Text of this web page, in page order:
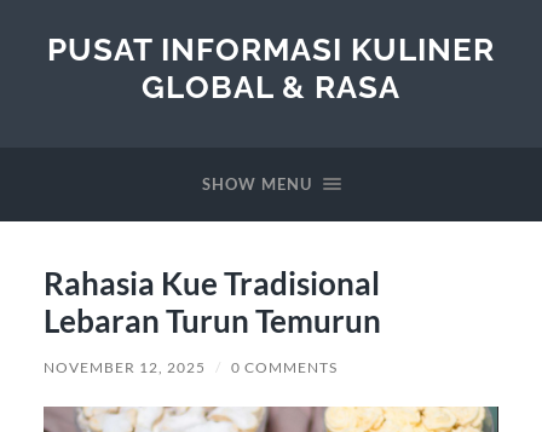
PUSAT INFORMASI KULINER
GLOBAL & RASA
SHOW MENU
Rahasia Kue Tradisional
Lebaran Turun Temurun
NOVEMBER 12, 2025 / 0 COMMENTS